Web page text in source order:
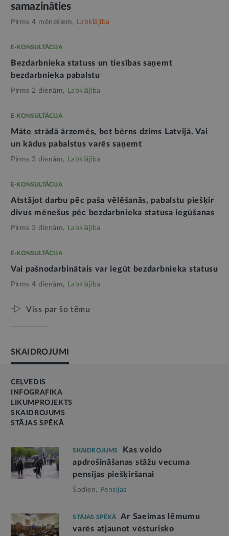
samazināties
Pirms 4 mēnešiem, Labklājība
E-KONSULTĀCIJA
Bezdarbnieka statuss un tiesības saņemt
bezdarbnieka pabalstu
Pirms 2 dienām, Labklājība
E-KONSULTĀCIJA
Māte strādā ārzemēs, bet bērns dzims Latvijā. Vai
un kādus pabalstus varēs saņemt
Pirms 3 dienām, Labklājība
E-KONSULTĀCIJA
Atstājot darbu pēc paša vēlēšanās, pabalstu piešķir
divus mēnešus pēc bezdarbnieka statusa iegūšanas
Pirms 3 dienām, Labklājība
E-KONSULTĀCIJA
Vai pašnodarbinātais var iegūt bezdarbnieka statusu
Pirms 4 dienām, Labklājība
Viss par šo tēmu
SKAIDROJUMI
CEĻVEDIS
INFOGRAFIKA
LIKUMPROJEKTS
SKAIDROJUMS
STĀJAS SPĒKĀ
SKAIDROJUMS
Kas veido
apdrošināšanas stāžu vecuma
pensijas piešķiršanai
Šodien, Pensijas
STĀJAS SPĒKĀ
Ar Saeimas lēmumu
varēs atjaunot vēsturisko